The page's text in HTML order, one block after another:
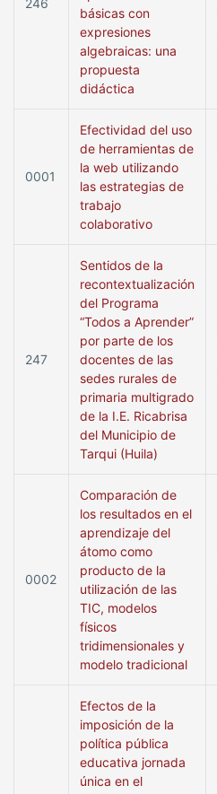
246
básicas con
expresiones
algebraicas: una
propuesta
didáctica
0001
Efectividad del uso
de herramientas de
la web utilizando
las estrategias de
trabajo
colaborativo
247
Sentidos de la
recontextualización
del Programa
“Todos a Aprender”
por parte de los
docentes de las
sedes rurales de
primaria multigrado
de la I.E. Ricabrisa
del Municipio de
Tarqui (Huila)
0002
Comparación de
los resultados en el
aprendizaje del
átomo como
producto de la
utilización de las
TIC, modelos
físicos
tridimensionales y
modelo tradicional
Efectos de la
imposición de la
política pública
educativa jornada
única en el